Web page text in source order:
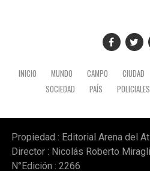
INICIO MUNDO CAMPO CIUDAD
SOCIEDAD
PAÍS POLICIALES
Propiedad : Editorial Arena del
Director : Nicolás Roberto
N°Edición : 2266